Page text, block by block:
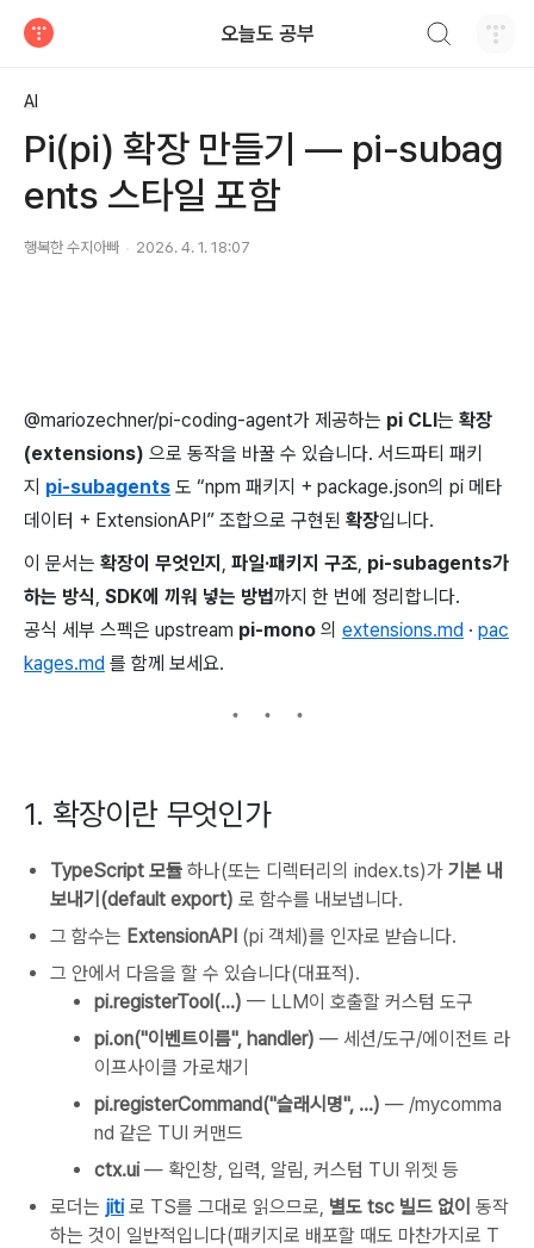
오늘도 공부
AI
Pi(pi) 확장 만들기 — pi-subag
ents 스타일 포함
행복한 수지아빠 2026. 4. 1. 18:07
@mariozechner/pi-coding-agent가 제공하는 pi CLI는 확장
(extensions) 으로 동작을 바꿀 수 있습니다. 서드파티 패키
지 pi-subagents 도 “npm 패키지 + package.json의 pi 메타
데이터 + ExtensionAPI” 조합으로 구현된 확장입니다.
이 문서는 확장이 무엇인지 , 파일·패키지 구조, pi-subagents가
하는 방식, SDK에 끼워 넣는 방법까지 한 번에 정리합니다.
공식 세부 스펙은 upstream pi-mono 의 extensions.md · pac
kages.md 를 함께 보세요.
1. 확장이란 무엇인가
TypeScript 모듈 하나(또는 디렉터리의 index.ts)가 기본 내
보내기(default export) 로 함수를 내보냅니다.
그 함수는 ExtensionAPI (pi 객체)를 인자로 받습니다.
그 안에서 다음을 할 수 있습니다(대표적).
pi.registerTool(...) — LLM이 호출할 커스텀 도구
pi.on("이벤트이름", handler) — 세션/도구/에이전트 라
이프사이클 가로채기
pi.registerCommand("슬래시명", ...) — /mycomma
nd 같은 TUI 커맨드
ctx.ui — 확인창, 입력, 알림, 커스텀 TUI 위젯 등
로더는 jiti 로 TS를 그대로 읽으므로, 별도 tsc 빌드 없이 동작
하는 것이 일반적입니다(패키지로 배포할 때도 마찬가지로 T